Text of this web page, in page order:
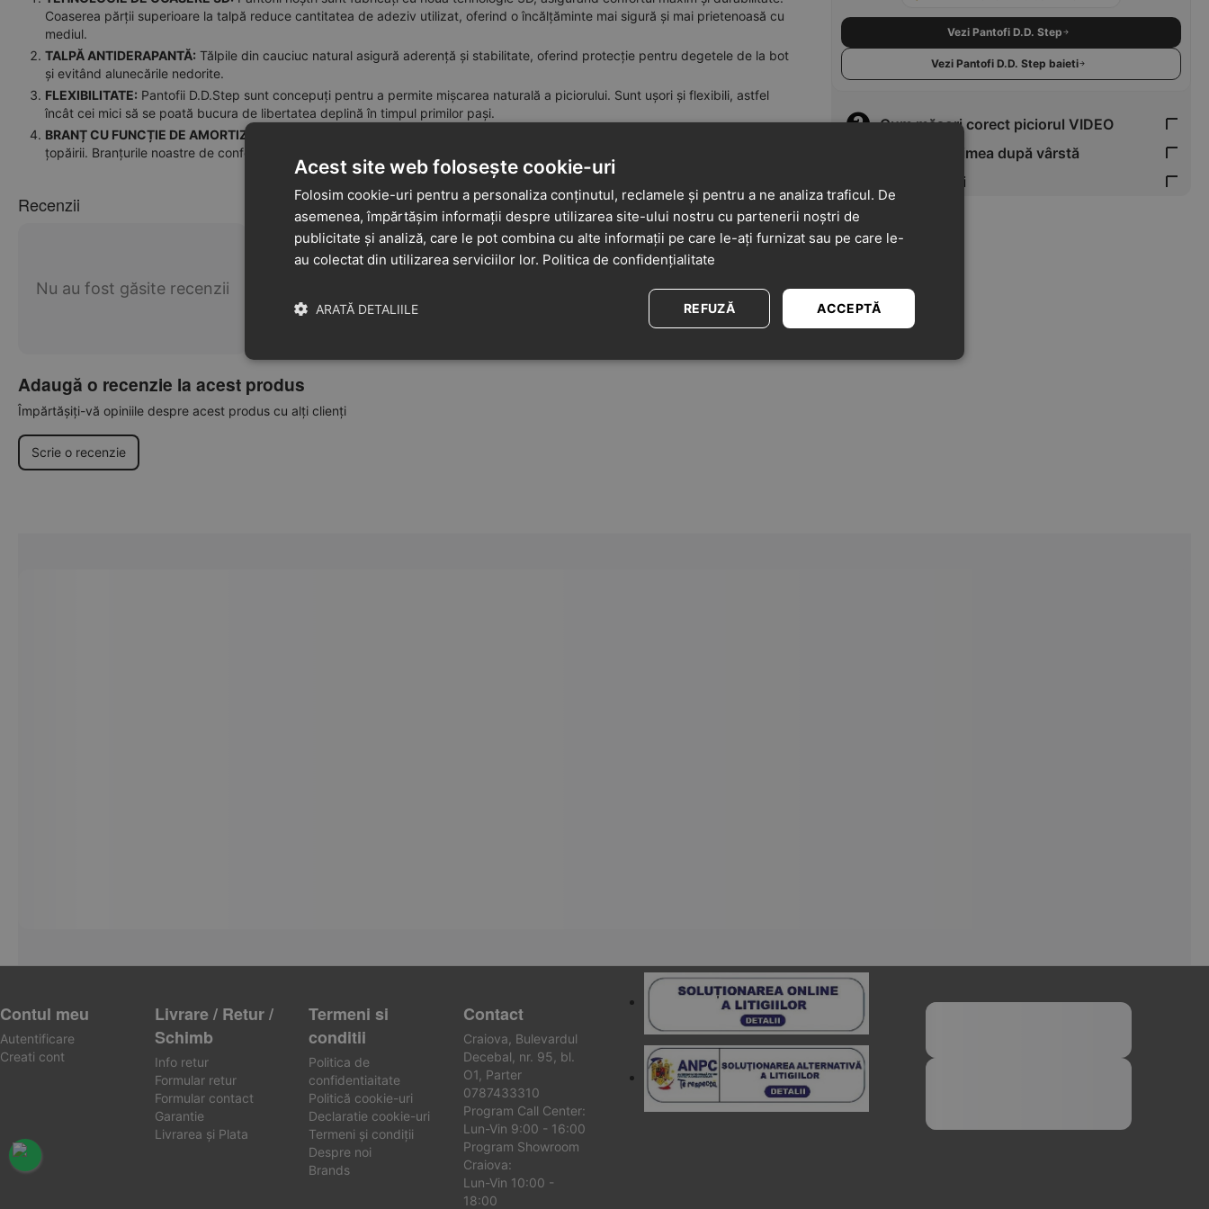
Vezi Pantofi D.D. Step
Vezi Pantofi D.D. Step baieti
Cum măsori corect piciorul VIDEO
Verifică mărimea după vârstă
Tabel Mărimi
Coaserea părții superioare la talpă reduce cantitatea de adeziv utilizat, oferind o încălțăminte mai sigură și mai prietenoasă cu
mediul.
TALPĂ ANTIDERAPANTĂ: Tălpile din cauciuc natural asigură aderență și stabilitate, oferind protecție pentru degetele de la bot
și evitând alunecările nedorite.
FLEXIBILITATE: Pantofii D.D.Step sunt concepuți pentru a permite mișcarea naturală a piciorului. Sunt ușori și flexibili, astfel
încât cei mici să se poată bucura de libertatea deplină în timpul primilor pași.
BRANȚ CU FUNCȚIE DE AMORTIZARE A VIBRAȚIILOR:
țopăirii. Branțurile noastre de confort sunt dotate cu pernuțe pentru protecția metatarsienelor și un strat de amortizare la călcâi.
Recenzii
Nu au fost găsite recenzii
Adaugă o recenzie la acest produs
Împărtășiți-vă opiniile despre acest produs cu alți clienți
Scrie o recenzie
Contul meu
Autentificare
Creati cont
Livrare / Retur /
Schimb
Info retur
Formular retur
Formular contact
Garantie
Livrarea și Plata
Termeni si
conditii
Politica de
confidentiaitate
Politică cookie-uri
Declaratie cookie-uri
Termeni și condiții
Despre noi
Brands
Contact
Craiova, Bulevardul
Decebal, nr. 95, bl.
O1, Parter
0787433310
Program Call Center:
Lun-Vin 9:00 - 16:00
Program Showroom
Craiova:
Lun-Vin 10:00 -
18:00
Acest site web folosește cookie-uri
Folosim cookie-uri pentru a personaliza conținutul, reclamele și pentru a ne analiza traficul. De
asemenea, împărtășim informații despre utilizarea site-ului nostru cu partenerii noștri de
publicitate și analiză, care le pot combina cu alte informații pe care le-ați furnizat sau pe care le-
au colectat din utilizarea serviciilor lor. Politica de confidențialitate
ACCEPTĂ
REFUZĂ
ARATĂ DETALIILE